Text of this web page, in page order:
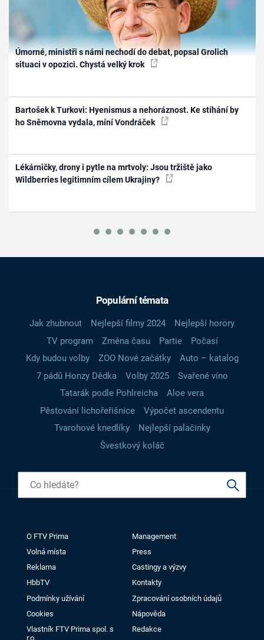
Úmorné, ministři s námi nechodí do debat, popsal Grolich
situaci v opozici. Chystá velký krok
Bartošek k Turkovi: Hyenismus a nehoráznost. Ke stíhání by
ho Sněmovna vydala, míní Vondráček
Lékárničky, drony i pytle na mrtvoly: Jsou tržiště jako
Wildberries legitimním cílem Ukrajiny?
Populární témata
Jak zhubnout Nejlepší filmy 2024
Nejlepší horory
TV program
Změna času Partie
Počasí
Kdy budou volby
ZOO Nové začátky
Auto – katalog
7 pádů Honzy Dědka
Volby 2025
Svařené víno
Tatarák podle Pohlreicha
Aloe vera
Pěstování lichořeřišnice
Výpočet ascendentu
Tvarohové knedlíky
Nejlepší palačinky
Švestkový koláč
O FTV Prima
Management
Volná místa
Press
Reklama
Castingy a výzvy
HbbTV
Kontakty
Podmínky užívání
Zpracování osobních údajů
Cookies
Nápověda
Vlastník FTV Prima spol. s
r.o.
Redakce